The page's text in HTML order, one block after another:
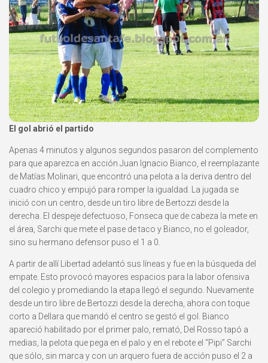
El gol abrió el partido
Apenas 4 minutos y algunos segundos pasaron del complemento
para que aparezca en acción Juan Ignacio Bianco, el reemplazante
de Matías Molinari, que encontró una pelota a la deriva dentro del
cuadro chico y empujó para romper la igualdad. La jugada se
inició con un centro, desde un tiro libre de Bertozzi desde la
derecha. El despeje defectuoso, Fonseca que de cabeza la mete en
el área, Sarchi que mete el pase de taco y Bianco, no el goleador,
sino su hermano defensor puso el 1 a 0.
A partir de allí Libertad adelantó sus líneas y fue en la búsqueda del
empate. Esto provocó mayores espacios para la labor ofensiva
del colegio y promediando la etapa llegó el segundo. Nuevamente
desde un tiro libre de Bertozzi desde la derecha, ahora con toque
corto a Dellara que mandó el centro se gestó el gol. Bianco
apareció habilitado por el primer palo, remató, Del Rosso tapó a
medias, la pelota que pega en el palo y en el rebote el “Pipi” Sarchi
que sólo, sin marca y con un arquero fuera de acción puso el 2 a